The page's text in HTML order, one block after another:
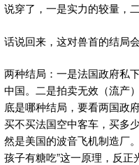
说穿了，一是实力的较量，
话说回来，这对兽首的结局
两种结局：一是法国政府私
中国。二是拍卖无效（流产
底是哪种结局，要看两国政
买不买法国空中客车，买多
然是美国的波音飞机制造厂
孩子有糖吃”这一原理，反正